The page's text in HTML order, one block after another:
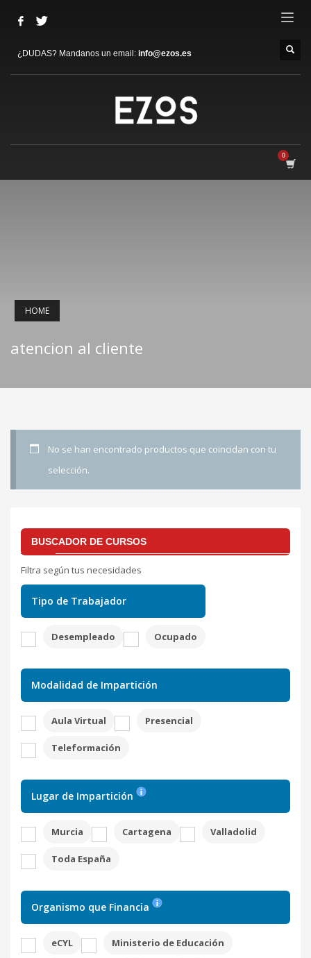
¿DUDAS? Mandanos un email: info@ezos.es
HOME
atencion al cliente
No se han encontrado productos que coincidan con tu
selección.
BUSCADOR DE CURSOS
Filtra según tus necesidades
Tipo de Trabajador
Desempleado Ocupado
Modalidad de Impartición
Aula Virtual Presencial
Teleformación
Lugar de Impartición
Murcia Cartagena Valladolid
Toda España
Organismo que Financia
eCYL Ministerio de Educación